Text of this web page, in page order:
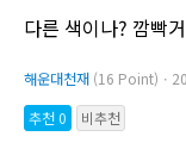
다른 색이나? 깜빡
해운대천재 (16 Point)ㆍ
추천 0
비추천